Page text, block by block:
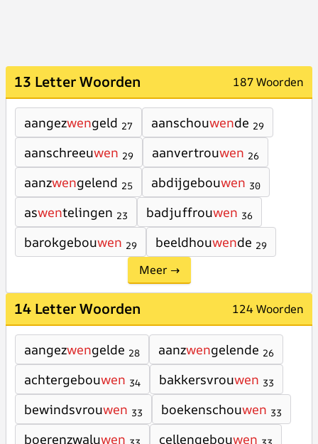
13 Letter Woorden 187 Woorden
aangezwengeld 27 aanschouwende 29
aanschreeuwen 29 aanvertrouwen 26
aanzwengelend 25 abdijgebouwen 30
aswentelingen 23 badjuffrouwen 36
barokgebouwen 29 beeldhouwende 29
Meer →
14 Letter Woorden 124 Woorden
aangezwengelde 28 aanzwengelende 26
achtergebouwen 34 bakkersvrouwen 33
bewindsvrouwen 33 boekenschouwen 33
boerenzwaluwen cellengebouwen